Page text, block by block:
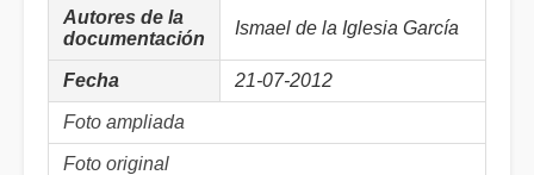
Autores de la
documentación
Ismael de la Iglesia García
Fecha 21-07-2012
Foto ampliada
Foto original